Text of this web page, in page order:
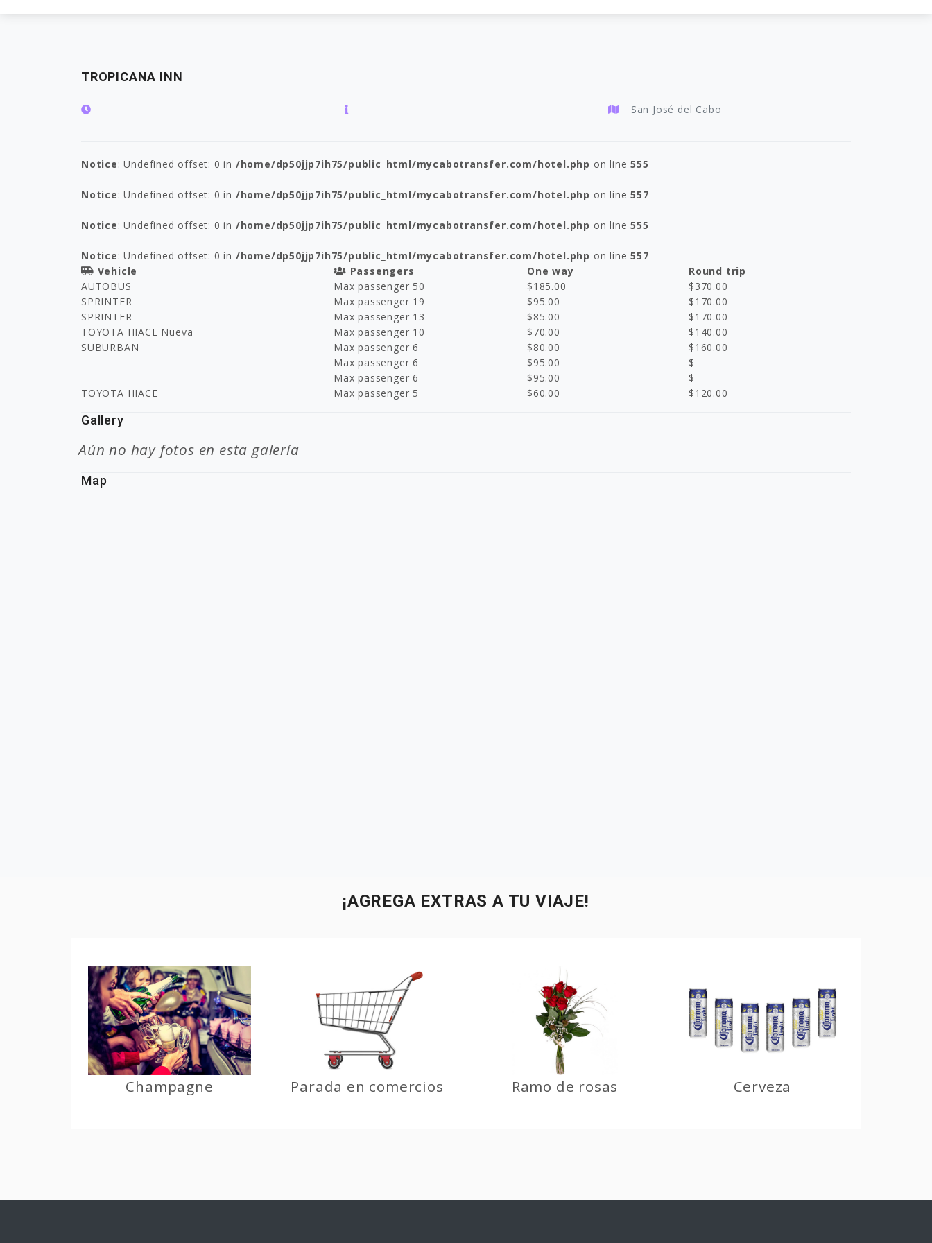
TROPICANA INN
San José del Cabo
Notice: Undefined offset: 0 in /home/dp50jjp7ih75/public_html/mycabotransfer.com/hotel.php on line555
Notice: Undefined offset: 0 in /home/dp50jjp7ih75/public_html/mycabotransfer.com/hotel.php on line557
Notice: Undefined offset: 0 in /home/dp50jjp7ih75/public_html/mycabotransfer.com/hotel.php on line555
Notice: Undefined offset: 0 in /home/dp50jjp7ih75/public_html/mycabotransfer.com/hotel.php on line557
Vehicle
Passengers One way
Round trip
AUTOBUS
Max passenger 50 $185.00 $370.00
SPRINTER
Max passenger 19 $95.00 $170.00
SPRINTER
Max passenger 13 $85.00 $170.00
TOYOTA HIACE Nueva
Max passenger 10 $70.00 $140.00
SUBURBAN
Max passenger 6 $80.00 $160.00
Max passenger 6
$95.00
$
Max passenger 6
$95.00
$
TOYOTA HIACE
Max passenger 5 $60.00 $120.00
Gallery
Aún no hay fotos en esta galería
Map
¡AGREGA EXTRAS A TU VIAJE!
Champagne Parada en comercios Ramo de rosas Cerveza